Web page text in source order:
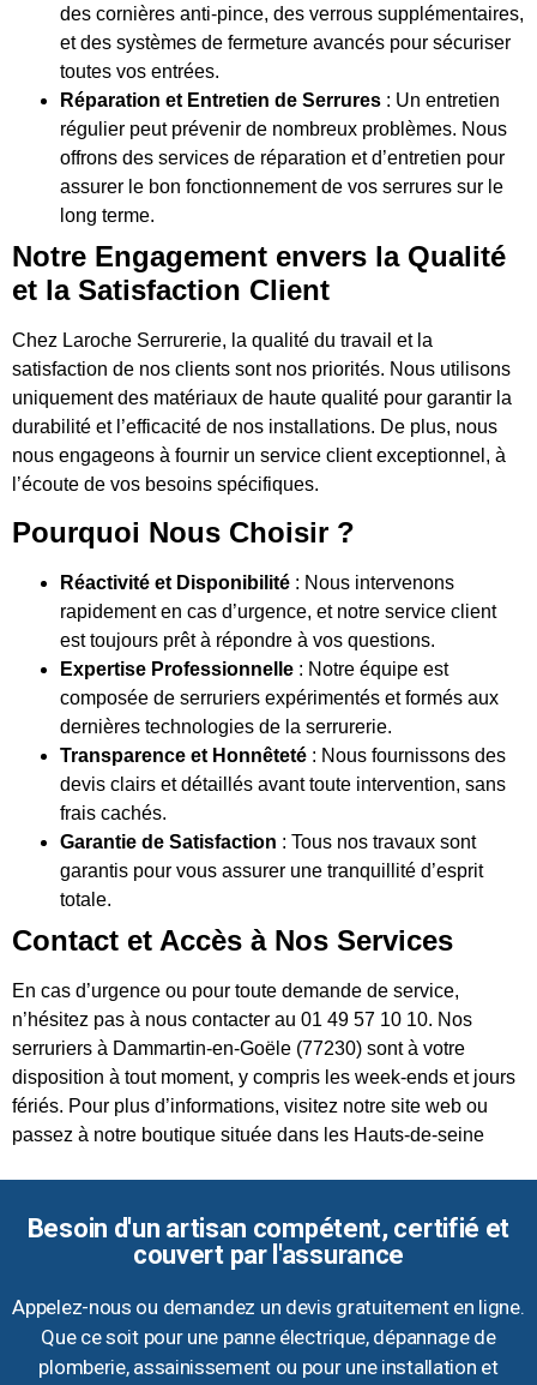
des cornières anti-pince, des verrous supplémentaires,
et des systèmes de fermeture avancés pour sécuriser
toutes vos entrées.
Réparation et Entretien de Serrures : Un entretien
régulier peut prévenir de nombreux problèmes. Nous
offrons des services de réparation et d’entretien pour
assurer le bon fonctionnement de vos serrures sur le
long terme.
Notre Engagement envers la Qualité
et la Satisfaction Client
Chez Laroche Serrurerie, la qualité du travail et la
satisfaction de nos clients sont nos priorités. Nous utilisons
uniquement des matériaux de haute qualité pour garantir la
durabilité et l’efficacité de nos installations. De plus, nous
nous engageons à fournir un service client exceptionnel, à
l’écoute de vos besoins spécifiques.
Pourquoi Nous Choisir ?
Réactivité et Disponibilité : Nous intervenons
rapidement en cas d’urgence, et notre service client
est toujours prêt à répondre à vos questions.
Expertise Professionnelle : Notre équipe est
composée de serruriers expérimentés et formés aux
dernières technologies de la serrurerie.
Transparence et Honnêteté : Nous fournissons des
devis clairs et détaillés avant toute intervention, sans
frais cachés.
Garantie de Satisfaction : Tous nos travaux sont
garantis pour vous assurer une tranquillité d’esprit
totale.
Contact et Accès à Nos Services
En cas d’urgence ou pour toute demande de service,
n’hésitez pas à nous contacter au 01 49 57 10 10. Nos
serruriers à Dammartin-en-Goële (77230) sont à votre
disposition à tout moment, y compris les week-ends et jours
fériés. Pour plus d’informations, visitez notre site web ou
passez à notre boutique située dans les Hauts-de-seine
Besoin d'un artisan compétent, certifié et
couvert par l'assurance
Appelez-nous ou demandez un devis gratuitement en ligne.
Que ce soit pour une panne électrique, dépannage de
plomberie, assainissement ou pour une installation et